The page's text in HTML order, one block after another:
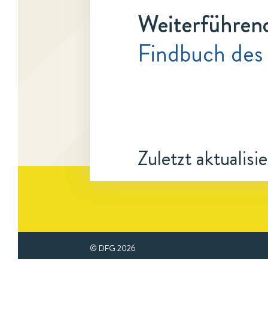
Findbuch
Zuletzt
© DFG 2026